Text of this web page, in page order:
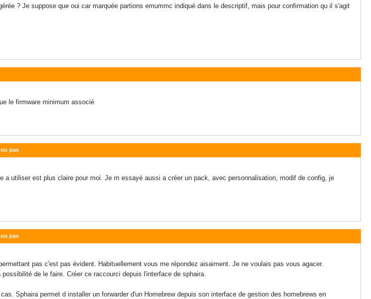
? Je suppose que oui car marquée partions emummc indiqué dans le descriptif, mais pour confirmation qu il s'agit
le firmware minimum associé
pas
a utiliser est plus claire pour moi. Je m essayé aussi a créer un pack, avec personnalisation, modif de config, je
pas
pas c'est pas évident. Habituellement vous me répondez aisaiment. Je ne voulais pas vous agacer.
de le faire. Créer ce raccourci depuis l'interface de sphaira.
Sphaira permet d installer un forwarder d'un Homebrew depuis son interface de gestion des homebrews en